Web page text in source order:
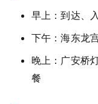
早上：到达、
下午：海东龙
晚上：广安桥
餐